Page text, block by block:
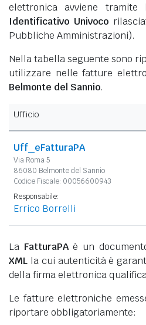
elettronica avviene
Identificativo Univoco
Pubbliche Amministrazioni).
Nella tabella seguente sono
utilizzare nelle fatture
Belmonte del Sannio.
Ufficio
Uff_eFatturaPA
Via Roma 5
86080 Belmonte del Sannio
Codice Fiscale: 00056600943
Responsabile:
Errico Borrelli
La FatturaPAè un
XML la cui autenticità è
della firma elettronica
Le fatture elettroniche
riportare obbligatoriamente: